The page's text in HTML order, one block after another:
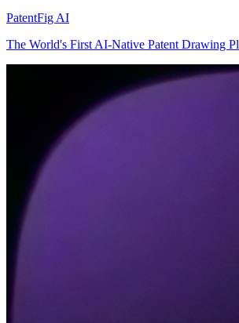
PatentFig AI
The World's First AI-Native Patent Drawing